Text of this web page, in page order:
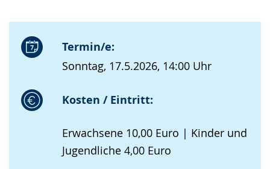
Termin/e:
Sonntag, 17.5.2026, 14:00 Uhr
Kosten / Eintritt:
Erwachsene 10,00 Euro | Kinder und
Jugendliche 4,00 Euro